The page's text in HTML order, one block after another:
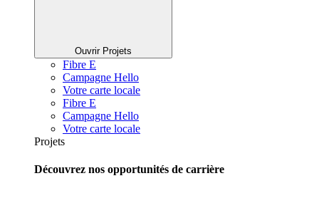
Ouvrir Projets
Fibre E
Campagne Hello
Votre carte locale
Fibre E
Campagne Hello
Votre carte locale
Projets
Découvrez nos opportunités de carrière